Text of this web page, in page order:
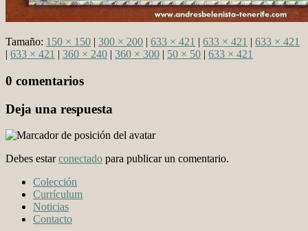
Tamaño: 150 × 150 | 300 × 200 | 633 × 421 | 633 × 421 | 633 × 421
| 633 × 421 | 360 × 240 | 360 × 300 | 50 × 50 | 633 × 421
0 comentarios
Deja una respuesta
Debes estarconectado para publicar un comentario.
Colección
Currículum
Noticias
Contacto